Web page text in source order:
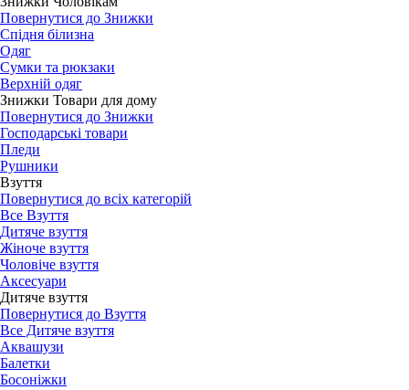
Повернутися до Знижки
Спідня білизна
Одяг
Сумки та рюкзаки
Верхній одяг
Знижки Товари для дому
Повернутися до Знижки
Господарські товари
Пледи
Рушники
Взуття
Повернутися до всіх категорій
Все Взуття
Дитяче взуття
Жіноче взуття
Чоловіче взуття
Аксесуари
Дитяче взуття
Повернутися до Взуття
Все Дитяче взуття
Аквашузи
Балетки
Босоніжки